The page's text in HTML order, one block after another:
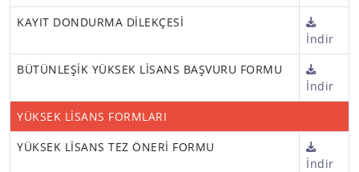
KAYIT DONDURMA DİLEKÇESİ
İndir
BÜTÜNLEŞİK YÜKSEK LİSANS BAŞVURU FORMU
İndir
YÜKSEK LİSANS FORMLARI
YÜKSEK LİSANS TEZ ÖNERİ FORMU
İndir